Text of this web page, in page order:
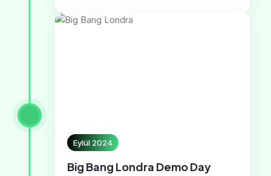
Eylül 2024
Big Bang Londra Demo Day